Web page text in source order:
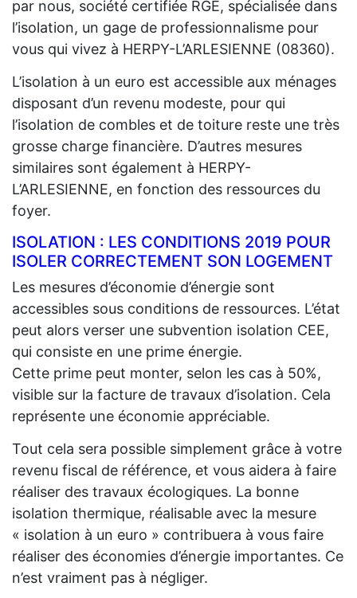
par nous, société certifiée RGE, spécialisée dans
l’isolation, un gage de professionnalisme pour
vous qui vivez à HERPY-L’ARLESIENNE (08360).
L’isolation à un euro est accessible aux ménages
disposant d’un revenu modeste, pour qui
l’isolation de combles et de toiture reste une très
grosse charge financière. D’autres mesures
similaires sont également à HERPY-
L’ARLESIENNE, en fonction des ressources du
foyer.
ISOLATION : LES CONDITIONS 2019 POUR
ISOLER CORRECTEMENT SON LOGEMENT
Les mesures d’économie d’énergie sont
accessibles sous conditions de ressources. L’état
peut alors verser une subvention isolation CEE,
qui consiste en une prime énergie.
Cette prime peut monter, selon les cas à 50%,
visible sur la facture de travaux d’isolation. Cela
représente une économie appréciable.
Tout cela sera possible simplement grâce à votre
revenu fiscal de référence, et vous aidera à faire
réaliser des travaux écologiques. La bonne
isolation thermique, réalisable avec la mesure
« isolation à un euro » contribuera à vous faire
réaliser des économies d’énergie importantes. Ce
n’est vraiment pas à négliger.